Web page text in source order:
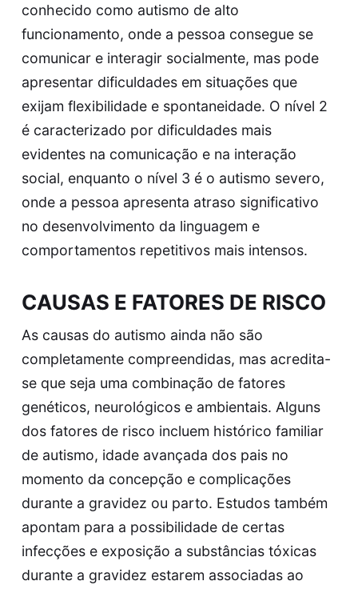
conhecido como autismo de alto
funcionamento, onde a pessoa consegue se
comunicar e interagir socialmente, mas pode
apresentar dificuldades em situações que
exijam flexibilidade e spontaneidade. O nível 2
é caracterizado por dificuldades mais
evidentes na comunicação e na interação
social, enquanto o nível 3 é o autismo severo,
onde a pessoa apresenta atraso significativo
no desenvolvimento da linguagem e
comportamentos repetitivos mais intensos.
CAUSAS E FATORES DE RISCO
As causas do autismo ainda não são
completamente compreendidas, mas acredita-
se que seja uma combinação de fatores
genéticos, neurológicos e ambientais. Alguns
dos fatores de risco incluem histórico familiar
de autismo, idade avançada dos pais no
momento da concepção e complicações
durante a gravidez ou parto. Estudos também
apontam para a possibilidade de certas
infecções e exposição a substâncias tóxicas
durante a gravidez estarem associadas ao